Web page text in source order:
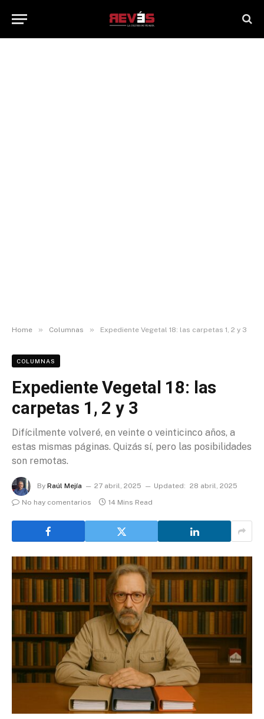
Home » Columnas » Expediente Vegetal 18: las carpetas 1, 2 y 3
COLUMNAS
Expediente Vegetal 18: las
carpetas 1, 2 y 3
Difícilmente volveré, en veinte o veinticinco años, a
estas mismas páginas. Quizás sí, pero las posibilidades
son remotas.
By Raúl Mejía 27 abril, 2025 Updated: 28 abril, 2025
No hay comentarios
14 Mins Read